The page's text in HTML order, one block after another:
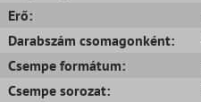
Erő:
Darabszám csomagonként:
Csempe formátum:
Csempe sorozat: